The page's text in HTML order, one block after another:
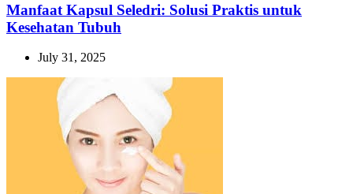
Manfaat Kapsul Seledri: Solusi Praktis untuk
Kesehatan Tubuh
July 31, 2025